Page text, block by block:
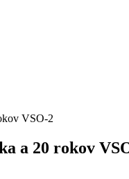
VSO-2
a 20 rokov